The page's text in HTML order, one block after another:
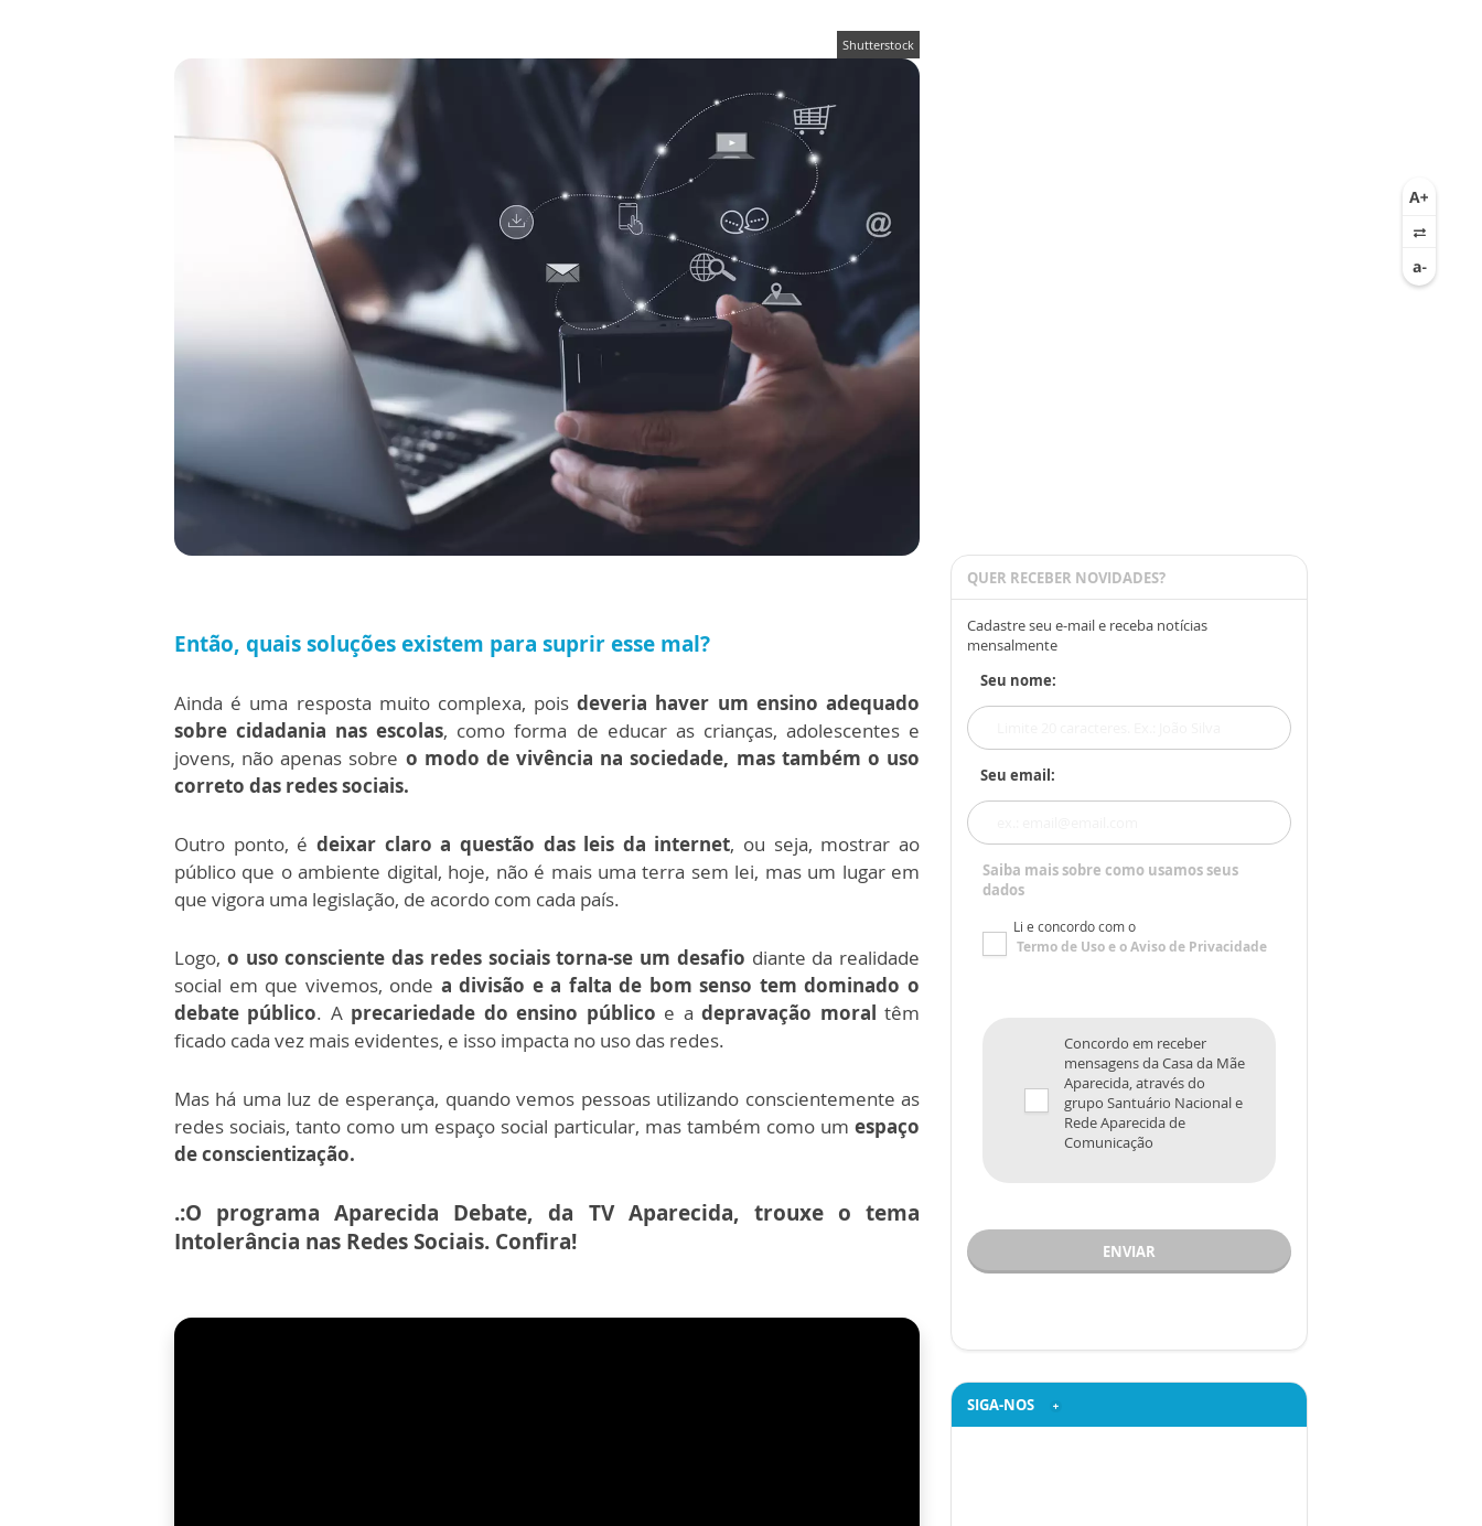
Shutterstock
Então, quais soluções existem para suprir esse mal?
Ainda é uma resposta muito complexa, poisdeveria haver um ensino adequado
sobre cidadania nas escolas, como forma de educar as crianças, adolescentes e
jovens, não apenas sobre o modo de vivência na sociedade, mas também o uso
correto das redes sociais.
Outro ponto, é deixar claro a questão das leis da internet, ou seja, mostrar ao
público que o ambiente digital, hoje, não é mais uma terra sem lei, mas um lugar em
que vigora uma legislação, de acordo com cada país.
Logo, o uso consciente das redes sociais torna-se um desafio diante da realidade
social em que vivemos, onde a divisão e a falta de bom senso tem dominado o
debate público. A precariedade do ensino público e adepravação moral têm
ficado cada vez mais evidentes, e isso impacta no uso das redes.
Mas há uma luz de esperança, quando vemos pessoas utilizando conscientemente as
redes sociais, tanto como um espaço social particular, mas também como um espaço
de conscientização.
.:O programa Aparecida Debate, da TV Aparecida, trouxe o tema
Intolerância nas Redes Sociais. Confira!
QUER RECEBER NOVIDADES?
Cadastre seu e-mail e receba notícias
mensalmente
Seu nome:
Seu email:
Saiba mais sobre como usamos seus
dados
Li e concordo com o
Termo de Usoe oAviso de Privacidade
Concordo em receber
mensagens da Casa da Mãe
Aparecida, através do
grupo Santuário Nacional e
Rede Aparecida de
Comunicação
ENVIAR
SIGA-NOS